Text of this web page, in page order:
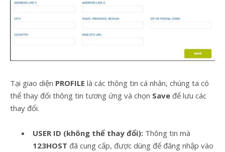
Tại giao diện PROFILE là các thông tin cá nhân, chúng ta có
thể thay đổi thông tin tương ứng và chọn Save để lưu các
thay đổi.
USER ID (không thể thay đổi): Thông tin mà
123HOST đã cung cấp, được dùng để đăng nhập vào